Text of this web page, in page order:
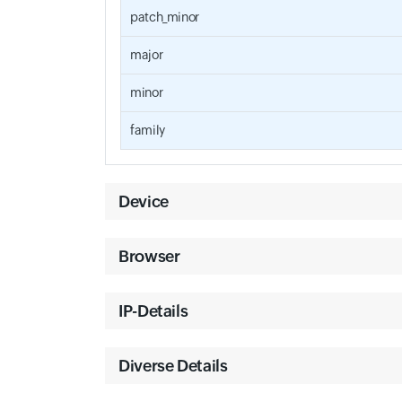
patch_minor
major
minor
family
Device
Browser
IP-Details
Diverse Details